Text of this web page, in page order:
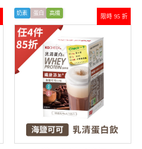
限時 95 折
奶素 蛋白 高纖